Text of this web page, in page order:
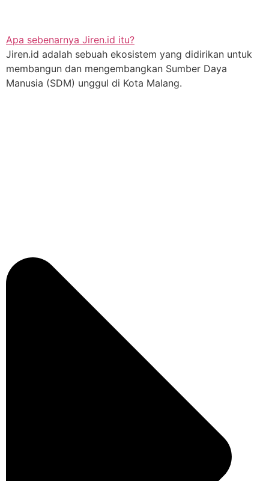
Apa sebenarnya Jiren.id itu?
Jiren.id adalah sebuah ekosistem yang didirikan untuk
membangun dan mengembangkan Sumber Daya
Manusia (SDM) unggul di Kota Malang.